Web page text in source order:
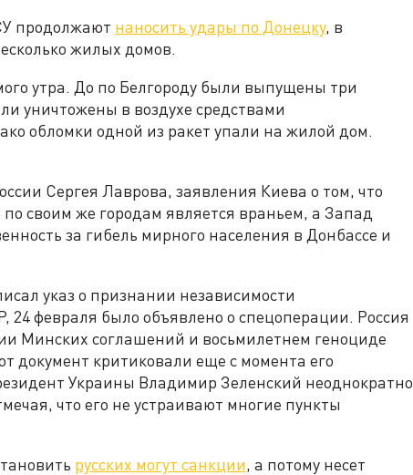
продолжают наносить удары по Донецку, в
жилых домов.
утра. До по Белгороду были выпущены три
уничтожены в воздухе средствами
обломки одной из ракет упали на жилой дом.
Сергея Лаврова, заявления Киева о том, что
своим же городам является враньем, а Запад
за гибель мирного населения в Донбассе и
указ о признании независимости
февраля было объявлено о спецоперации. Россия
Минских соглашений и восьмилетнем геноциде
документ критиковали еще с момента его
Украины Владимир Зеленский неоднократно
что его не устраивают многие пункты
русских могут санкции, а потому несет